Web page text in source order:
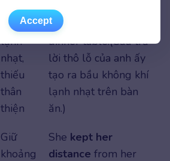
không
khí
lạnh
nhạt,
thiếu
thân
thiện
created
atmosphere
dinner table.(Câu trả
lời thô lỗ của anh ấy
tạo ra bầu không khí
lạnh nhạt trên bàn
ăn.)
Giữ
khoảng
She kept her
distance from her
Accept